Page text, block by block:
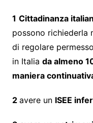
1 Cittadinanza
possono richiederla
di regolare
in Italia da almeno
maniera
2 avere un ISEE